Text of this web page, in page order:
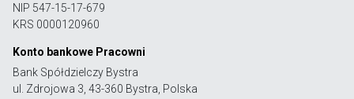
NIP 547-15-17-679
KRS 0000120960
Konto bankowe Pracowni
Bank Spółdzielczy Bystra
ul. Zdrojowa 3, 43-360 Bystra, Polska